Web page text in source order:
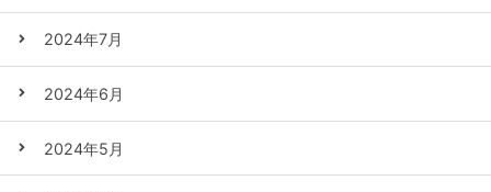
2024年7月
2024年6月
2024年5月